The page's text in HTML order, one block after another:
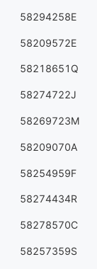
58294258E
58209572E
58218651Q
58274722J
58269723M
58209070A
58254959F
58274434R
58278570C
58257359S